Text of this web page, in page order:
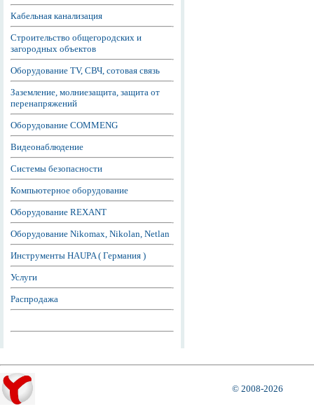
Кабельная канализация
Строительство общегородских и
загородных объектов
Оборудование TV, СВЧ, сотовая связь
Заземление, молниезащита, защита от
перенапряжений
Оборудование COMMENG
Видеонаблюдение
Системы безопасности
Компьютерное оборудование
Оборудование REXANT
Оборудование Nikomax, Nikolan, Netlan
Инструменты HAUPA ( Германия )
Услуги
Распродажа
© 2008-2026